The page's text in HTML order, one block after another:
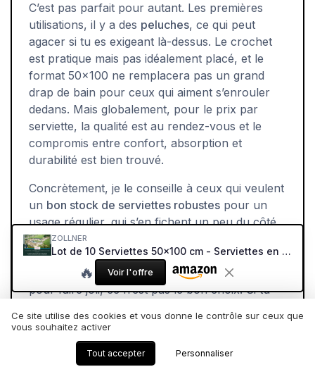
C’est pas parfait pour autant. Les premières
utilisations, il y a des peluches, ce qui peut
agacer si tu es exigeant là-dessus. Le crochet
est pratique mais pas idéalement placé, et le
format 50x100 ne remplacera pas un grand
drap de bain pour ceux qui aiment s’enrouler
dedans. Mais globalement, pour le prix par
serviette, la qualité est au rendez-vous et le
compromis entre confort, absorption et
durabilité est bien trouvé.
Concrètement, je le conseille à ceux qui veulent
un bon stock de serviettes robustes pour un
usage régulier, qui s’en fichent un peu du côté
déco et qui privilégient le côté pratique et
lavable très chaud. Si tu cherches du très haut
de gamme ultra doux ou des serviettes colorées
pour faire joli, ce n’est pas le bon choix. Si tu
lavage et que tu n’aies pas à y penser pendant
quelques années, ce lot fait clairement le job.
ZOLLNER
Lot de 10 Serviettes 50x100 cm - Serviettes en Coton moelleuses et très absorbantes, Couleur Blanche - avec Crochet Pratique - Lavables jusqu'à 95 °C - Coton - Qualité hôtelière Blanc 10x serviettes
🔥 Voir l'offre
Ce site utilise des cookies et vous donne le contrôle sur ceux que
vous souhaitez activer
Tout accepter Personnaliser